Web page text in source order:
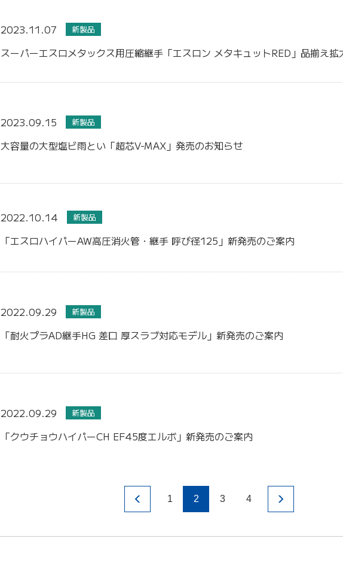
2023.11.07 新製品
スーパーエスロメタックス用圧縮継手「エスロン メタキュットRED」品揃え拡
2023.09.15 新製品
大容量の大型塩ビ雨とい「超芯V-MAX」発売のお知らせ
2022.10.14 新製品
「エスロハイパーAW高圧消火管・継手 呼び径125」新発売のご案内
2022.09.29 新製品
「耐火プラAD継手HG 差口 厚スラブ対応モデル」新発売のご案内
2022.09.29 新製品
「クウチョウハイパーCH EF45度エルボ」新発売のご案内
1 2 3 4